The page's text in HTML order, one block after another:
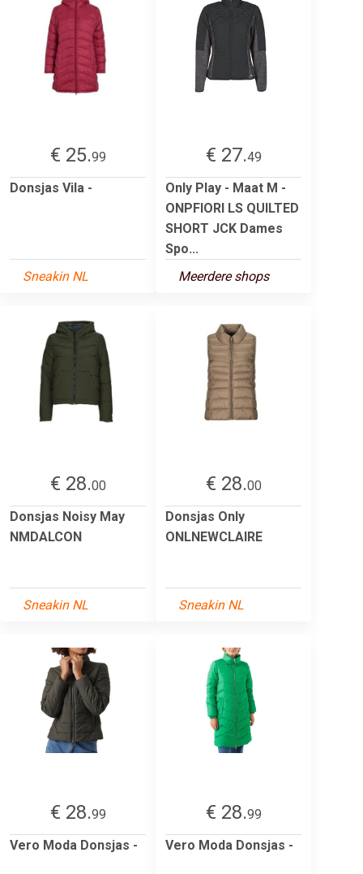
€ 25.99
Donsjas Vila -
Sneakin NL
€ 27.49
Only Play - Maat M -
ONPFIORI LS QUILTED
SHORT JCK Dames
Spo...
Meerdere shops
€ 28.00
Donsjas Noisy May
NMDALCON
Sneakin NL
€ 28.00
Donsjas Only
ONLNEWCLAIRE
Sneakin NL
€ 28.99
Vero Moda Donsjas -
€ 28.99
Vero Moda Donsjas -